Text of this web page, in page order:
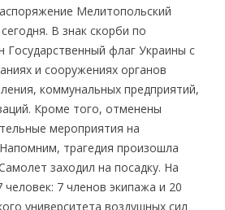
Мелитопольский
В знак скорби по
флаг Украины с
и сооружениях органов
коммунальных предприятий,
Кроме того, отменены
мероприятия на
трагедия произошла
заходил на посадку. На
человек: 7 членов экипажа и 20
университета воздушных сил